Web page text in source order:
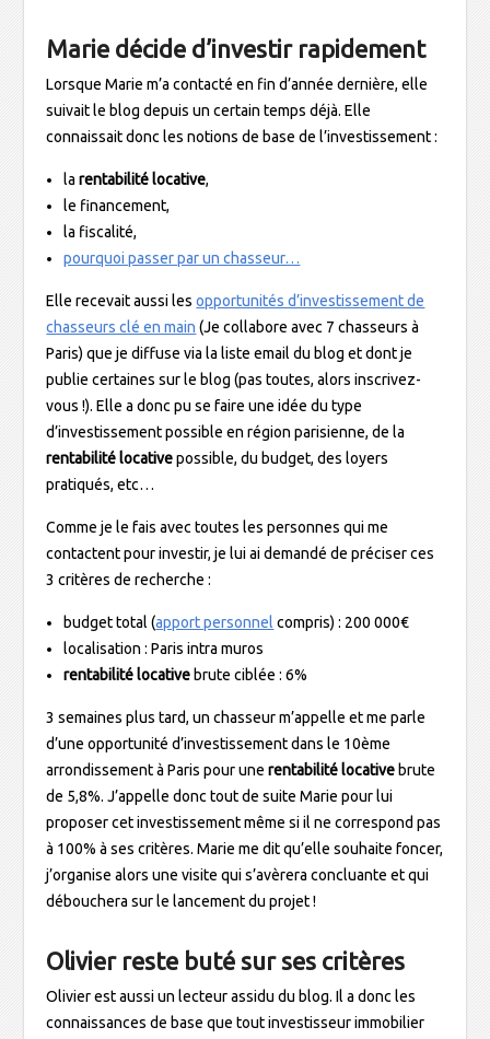
Marie décide d’investir rapidement
Lorsque Marie m’a contacté en fin d’année dernière, elle
suivait le blog depuis un certain temps déjà. Elle
connaissait donc les notions de base de l’investissement :
larentabilité locative,
le financement,
la fiscalité,
pourquoi passer par un chasseur…
Elle recevait aussi lesopportunités d’investissement de
chasseurs clé en main (Je collabore avec 7 chasseurs à
Paris) que je diffuse via la liste email du blog et dont je
publie certaines sur le blog (pas toutes, alors inscrivez-
vous !). Elle a donc pu se faire une idée du type
d’investissement possible en région parisienne, de la
rentabilité locativepossible, du budget, des loyers
pratiqués, etc…
Comme je le fais avec toutes les personnes qui me
contactent pour investir, je lui ai demandé de préciser ces
3 critères de recherche :
budget total (apport personnel compris) : 200 000€
localisation : Paris intra muros
rentabilité locativebrute ciblée : 6%
3 semaines plus tard, un chasseur m’appelle et me parle
d’une opportunité d’investissement dans le 10ème
arrondissement à Paris pour unerentabilité locativebrute
de 5,8%. J’appelle donc tout de suite Marie pour lui
proposer cet investissement même si il ne correspond pas
à 100% à ses critères. Marie me dit qu’elle souhaite foncer,
j’organise alors une visite qui s’avèrera concluante et qui
débouchera sur le lancement du projet !
Olivier reste buté sur ses critères
Olivier est aussi un lecteur assidu du blog. Il a donc les
connaissances de base que tout investisseur immobilier